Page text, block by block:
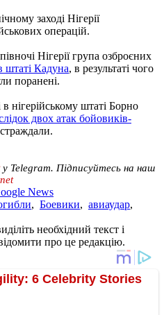
заході Нігерії
операцій.
Нігерії група озброєних
штаті Кадуна, в результаті чого
поранені.
нігерійському штаті Борно
двох атак бойовиків-
у Telegram. Підписуйтесь на наш
News
, Боевики, авиаудар,
необхідний текст і
про це редакцію.